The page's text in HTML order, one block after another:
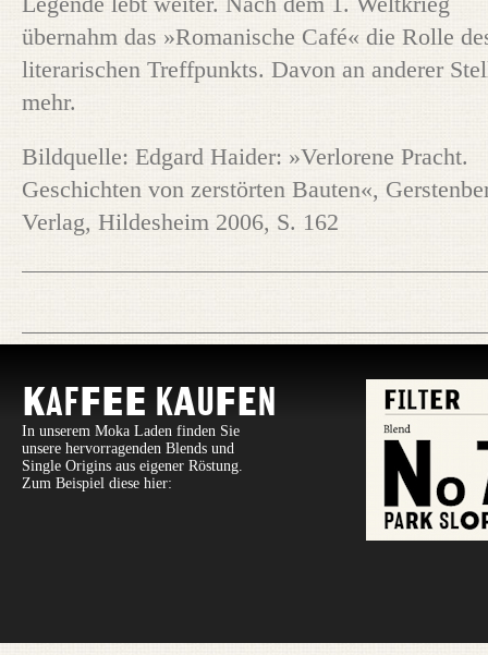
übernahm das »Romanische Café« die Rolle
literarischen Treffpunkts. Davon an anderer
mehr.
Bildquelle: Edgard Haider: »Verlorene Pracht.
Geschichten von zerstörten Bauten«,
Verlag, Hildesheim 2006, S. 162
Kaffee Kaufen
In unserem Moka Laden finden Sie
unsere hervorragenden Blends und
Single Origins aus eigener Röstung.
Zum Beispiel diese hier: